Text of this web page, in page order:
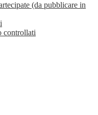
(da pubblicare in
controllati